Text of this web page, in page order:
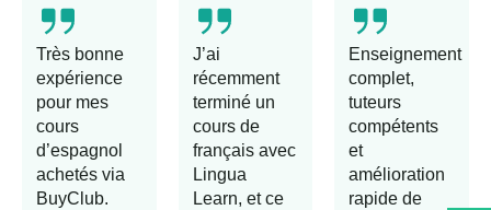
Très bonne
expérience
pour mes
cours
d’espagnol
achetés via
BuyClub.
J’ai
récemment
terminé un
cours de
français avec
Lingua
Learn, et ce
Enseignement
complet,
tuteurs
compétents
et
amélioration
rapide de